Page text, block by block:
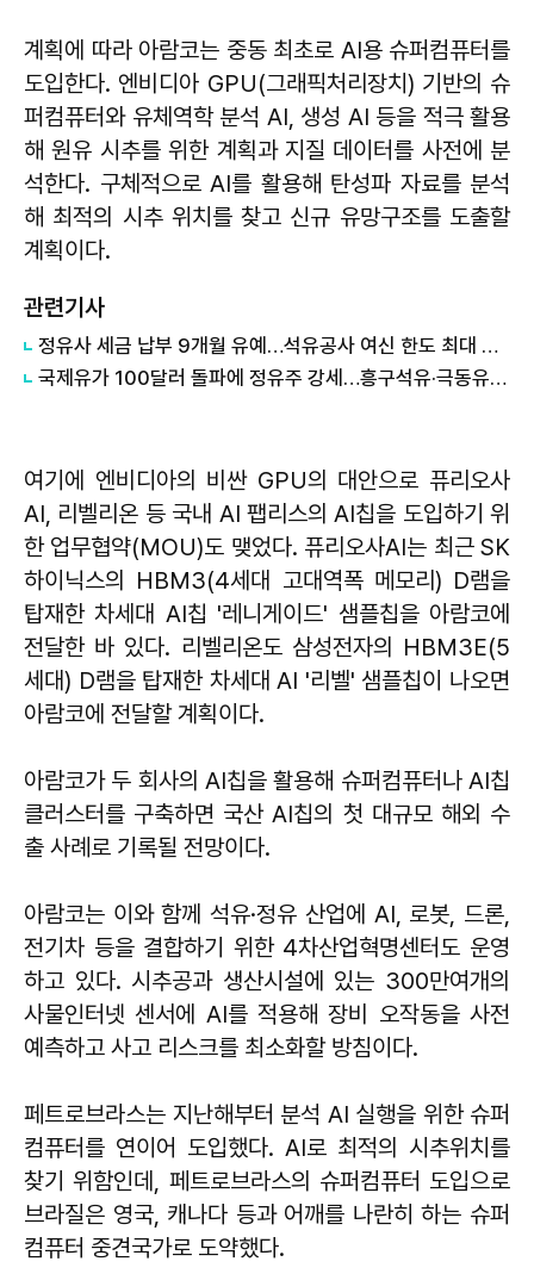
계획에 따라 아람코는 중동 최초로 AI용 슈퍼컴퓨터를
도입한다. 엔비디아 GPU(그래픽처리장치) 기반의 슈
퍼컴퓨터와 유체역학 분석 AI, 생성 AI 등을 적극 활용
해 원유 시추를 위한 계획과 지질 데이터를 사전에 분
석한다. 구체적으로 AI를 활용해 탄성파 자료를 분석
해 최적의 시추 위치를 찾고 신규 유망구조를 도출할
계획이다.
관련기사
정유사 세금 납부 9개월 유예…석유공사 여신 한도 최대 30억 달러 확대
국제유가 100달러 돌파에 정유주 강세…흥구석유·극동유화↑
여기에 엔비디아의 비싼 GPU의 대안으로 퓨리오사
AI, 리벨리온 등 국내 AI 팹리스의 AI칩을 도입하기 위
한 업무협약(MOU)도 맺었다. 퓨리오사AI는 최근 SK
하이닉스의 HBM3(4세대 고대역폭 메모리) D램을
탑재한 차세대 AI칩 '레니게이드' 샘플칩을 아람코에
전달한 바 있다. 리벨리온도 삼성전자의 HBM3E(5
세대) D램을 탑재한 차세대 AI '리벨' 샘플칩이 나오면
아람코에 전달할 계획이다.
아람코가 두 회사의 AI칩을 활용해 슈퍼컴퓨터나 AI칩
클러스터를 구축하면 국산 AI칩의 첫 대규모 해외 수
출 사례로 기록될 전망이다.
아람코는 이와 함께 석유·정유 산업에 AI, 로봇, 드론,
전기차 등을 결합하기 위한 4차산업혁명센터도 운영
하고 있다. 시추공과 생산시설에 있는 300만여개의
사물인터넷 센서에 AI를 적용해 장비 오작동을 사전
예측하고 사고 리스크를 최소화할 방침이다.
페트로브라스는 지난해부터 분석 AI 실행을 위한 슈퍼
컴퓨터를 연이어 도입했다. AI로 최적의 시추위치를
찾기 위함인데, 페트로브라스의 슈퍼컴퓨터 도입으로
브라질은 영국, 캐나다 등과 어깨를 나란히 하는 슈퍼
컴퓨터 중견국가로 도약했다.